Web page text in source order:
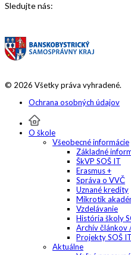
Sledujte nás:
© 2026 Všetky práva vyhradené.
Ochrana osobných údajov
O škole
Všeobecné informácie
Základné
ŠkVP SOŠ IT
Erasmus +
Správa o VVČ
Uznané kredity
Mikrotik
Vzdelávanie
História školy
Archív článkov
Projekty SOŠ IT
Aktuálne